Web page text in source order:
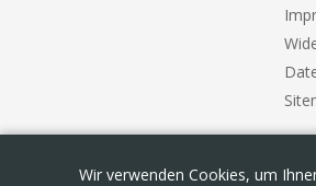
Wir verwenden Cookies, um